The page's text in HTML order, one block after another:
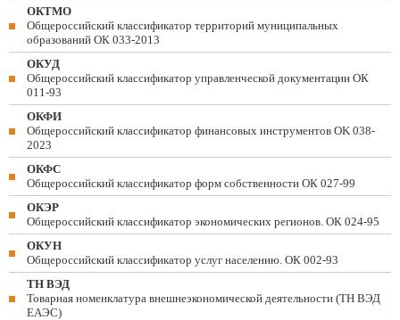
ОКТМО
Общероссийский классификатор территорий муниципальных
образований ОК 033-2013
ОКУД
Общероссийский классификатор управленческой документации ОК
011-93
ОКФИ
Общероссийский классификатор финансовых инструментов OK 038-
2023
ОКФС
Общероссийский классификатор форм собственности ОК 027-99
ОКЭР
Общероссийский классификатор экономических регионов. ОК 024-95
ОКУН
Общероссийский классификатор услуг населению. ОК 002-93
ТН ВЭД
Товарная номенклатура внешнеэкономической деятельности (ТН ВЭД
ЕАЭС)